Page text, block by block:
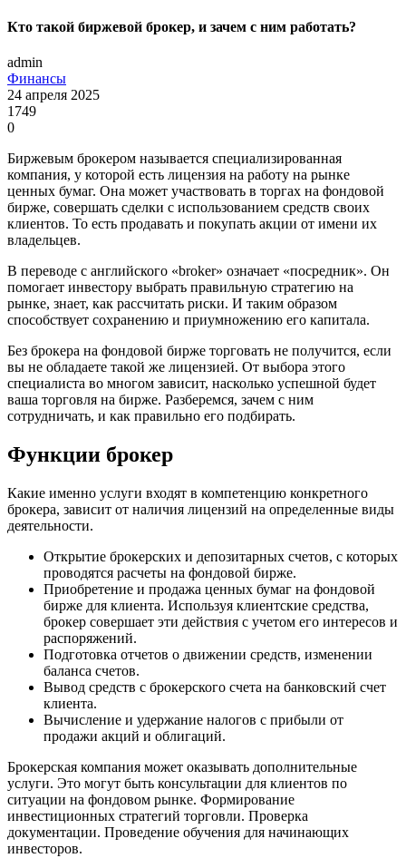
Кто такой биржевой брокер, и зачем с ним работать?
admin
Финансы
24 апреля 2025
1749
0
Биржевым брокером называется специализированная
компания, у которой есть лицензия на работу на рынке
ценных бумаг. Она может участвовать в торгах на фондовой
бирже, совершать сделки с использованием средств своих
клиентов. То есть продавать и покупать акции от имени их
владельцев.
В переводе с английского «broker» означает «посредник». Он
помогает инвестору выбрать правильную стратегию на
рынке, знает, как рассчитать риски. И таким образом
способствует сохранению и приумножению его капитала.
Без брокера на фондовой бирже торговать не получится, если
вы не обладаете такой же лицензией. От выбора этого
специалиста во многом зависит, насколько успешной будет
ваша торговля на бирже. Разберемся, зачем с ним
сотрудничать, и как правильно его подбирать.
Функции брокер
Какие именно услуги входят в компетенцию конкретного
брокера, зависит от наличия лицензий на определенные виды
деятельности.
Открытие брокерских и депозитарных счетов, с которых
проводятся расчеты на фондовой бирже.
Приобретение и продажа ценных бумаг на фондовой
бирже для клиента. Используя клиентские средства,
брокер совершает эти действия с учетом его интересов и
распоряжений.
Подготовка отчетов о движении средств, изменении
баланса счетов.
Вывод средств с брокерского счета на банковский счет
клиента.
Вычисление и удержание налогов с прибыли от
продажи акций и облигаций.
Брокерская компания может оказывать дополнительные
услуги. Это могут быть консультации для клиентов по
ситуации на фондовом рынке. Формирование
инвестиционных стратегий торговли. Проверка
документации. Проведение обучения для начинающих
инвесторов.